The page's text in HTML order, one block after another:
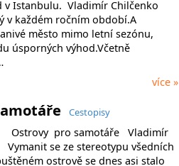
v Istanbulu. Vladimír Chilčenko
v každém ročním období.A
město mimo letní sezónu,
úsporných výhod.Včetně
více »
Cestopisy
samotáře Vladimír
se ze stereotypu všedních
ostrově se dnes asi stalo